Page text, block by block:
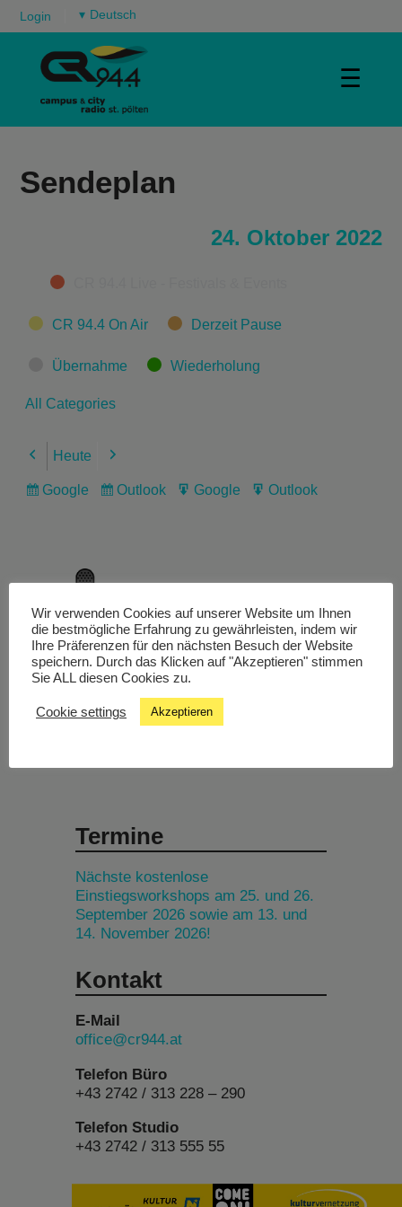
Login ▾
☰
Sendeplan
24. Oktober 2022
Categories
CR 94.4 On Air Derzeit Pause
Übernahme Wiederholung
All Categories
Previous
Heute Next
Subscribe
Google
Subscribe
Outlook
Export
Google
Export
Outlook
Livestream
Studiochat
Termine
Nächste kostenlose
Einstiegsworkshops am 25. und 26.
September 2026 sowie am 13. und
14. November 2026!
Kontakt
E-Mail
office@cr944.at
Telefon Büro
+43 2742 / 313 228 – 290
Telefon Studio
+43 2742 / 313 555 55
Wir verwenden Cookies auf unserer Website um Ihnen
die bestmögliche Erfahrung zu gewährleisten, indem wir
Ihre Präferenzen für den nächsten Besuch der Website
speichern. Durch das Klicken auf "Akzeptieren" stimmen
Sie ALL diesen Cookies zu.
Cookie settings Akzeptieren